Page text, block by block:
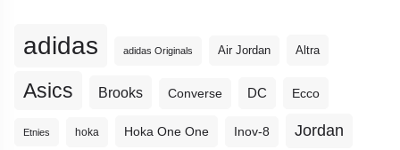
adidas adidas Originals Air Jordan Altra
Asics Brooks Converse DC Ecco
Etnies hoka Hoka One One Inov-8 Jordan